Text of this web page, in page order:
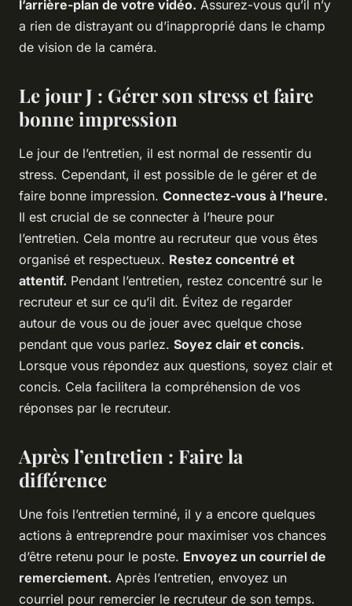
l’arrière-plan de votre vidéo. Assurez-vous qu’il n’y
a rien de distrayant ou d’inapproprié dans le champ
de vision de la caméra.
Le jour J : Gérer son stress et faire
bonne impression
Le jour de l’entretien, il est normal de ressentir du
stress. Cependant, il est possible de le gérer et de
faire bonne impression. Connectez-vous à l’heure.
Il est crucial de se connecter à l’heure pour
l’entretien. Cela montre au recruteur que vous êtes
organisé et respectueux. Restez concentré et
attentif. Pendant l’entretien, restez concentré sur le
recruteur et sur ce qu’il dit. Évitez de regarder
autour de vous ou de jouer avec quelque chose
pendant que vous parlez. Soyez clair et concis.
Lorsque vous répondez aux questions, soyez clair et
concis. Cela facilitera la compréhension de vos
réponses par le recruteur.
Après l’entretien : Faire la
différence
Une fois l’entretien terminé, il y a encore quelques
actions à entreprendre pour maximiser vos chances
d’être retenu pour le poste. Envoyez un courriel de
remerciement. Après l’entretien, envoyez un
courriel pour remercier le recruteur de son temps.